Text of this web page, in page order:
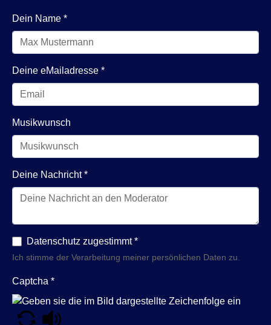
Dein Name *
Deine eMailadresse *
Musikwunsch
Deine Nachricht*
Datenschutz zugestimmt*
Ich stimme der Verarbeitung meiner persönlichen Daten zu.
Captcha *